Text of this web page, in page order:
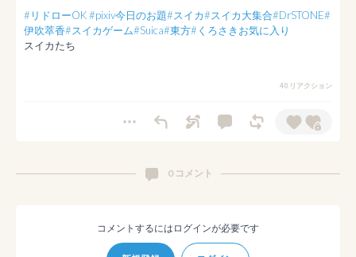
#リドローOK#pixiv今日のお題#スイカ#スイカ大集合#DrSTONE#
伊吹萃香#スイカゲーム#Suica#東方#くろさきお気に入り
40 リアクション
0 コメント
コメントするにはログインが必要です